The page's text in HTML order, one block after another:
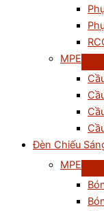
MPE
Đèn Chiếu
MPE